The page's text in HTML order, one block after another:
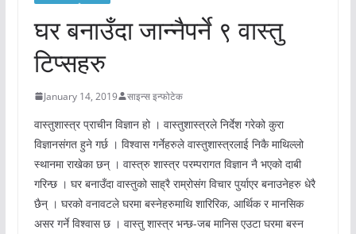
घर बनाउँदा जान्नैपर्ने ९ वास्तु
टिप्सहरु
January 14, 2019 साइन्स इन्फोटेक
वास्तुशास्त्र प्राचीन विज्ञान हो । वास्तुशास्त्रले निर्देश गरेको कुरा
विज्ञानसंगत हुने गर्छ । विश्वास गर्नेहरुले वास्तुशास्त्रलाई निकै माथिल्लो
स्थानमा राखेका छन् । वास्त्रु शास्त्र परम्परागत विज्ञान नै भएको दाबी
गरिन्छ । घर बनाउँदा वास्तुको साह्रै राम्रोसंग विचार पुर्याएर बनाउनेहरु धेरै
छैन् । घरको वनावटले घरमा बस्नेहरुमाथि शारिरिक, आर्थिक र मानसिक
असर गर्ने विश्वास छ । वास्तु शास्त्र भन्छ-जब मानिस एउटा घरमा बस्न